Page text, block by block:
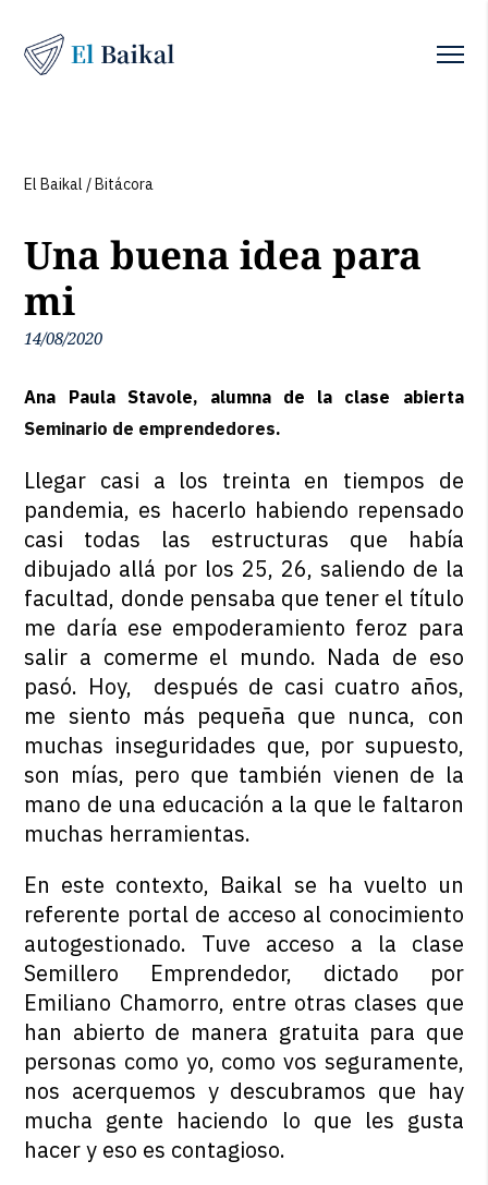
El Baikal /Bitácora
Una buena idea para
mi
14/08/2020
Ana Paula Stavole, alumna de la clase abierta
Seminario de emprendedores.
Llegar casi a los treinta en tiempos de
pandemia, es hacerlo habiendo repensado
casi todas las estructuras que había
dibujado allá por los 25, 26, saliendo de la
facultad, donde pensaba que tener el título
me daría ese empoderamiento feroz para
salir a comerme el mundo. Nada de eso
pasó. Hoy, después de casi cuatro años,
me siento más pequeña que nunca, con
muchas inseguridades que, por supuesto,
son mías, pero que también vienen de la
mano de una educación a la que le faltaron
muchas herramientas.
En este contexto, Baikal se ha vuelto un
referente portal de acceso al conocimiento
autogestionado. Tuve acceso a la clase
Semillero Emprendedor, dictado por
Emiliano Chamorro, entre otras clases que
han abierto de manera gratuita para que
personas como yo, como vos seguramente,
nos acerquemos y descubramos que hay
mucha gente haciendo lo que les gusta
hacer y eso es contagioso.